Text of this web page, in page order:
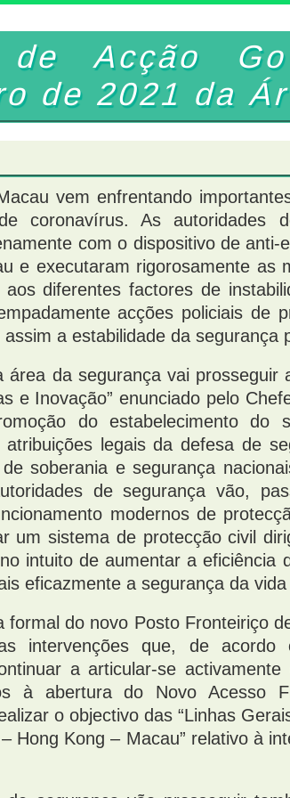
de Acção
de 2021 da
vem enfrentando
coronavírus. As autoridades
com o dispositivo de
e executaram rigorosamente as
diferentes factores de
acções policiais de
a estabilidade da segurança
área da segurança vai
e Inovação” enunciado pelo
do estabelecimento do
legais da defesa de
soberania e segurança
de segurança vão,
modernos de
um sistema de protecção civil
intuito de aumentar a
eficazmente a segurança da
formal do novo Posto Fronteiriço
intervenções que, de
a articular-se
à abertura do Novo Acesso
o objectivo das “Linhas
Hong Kong – Macau” relativo à